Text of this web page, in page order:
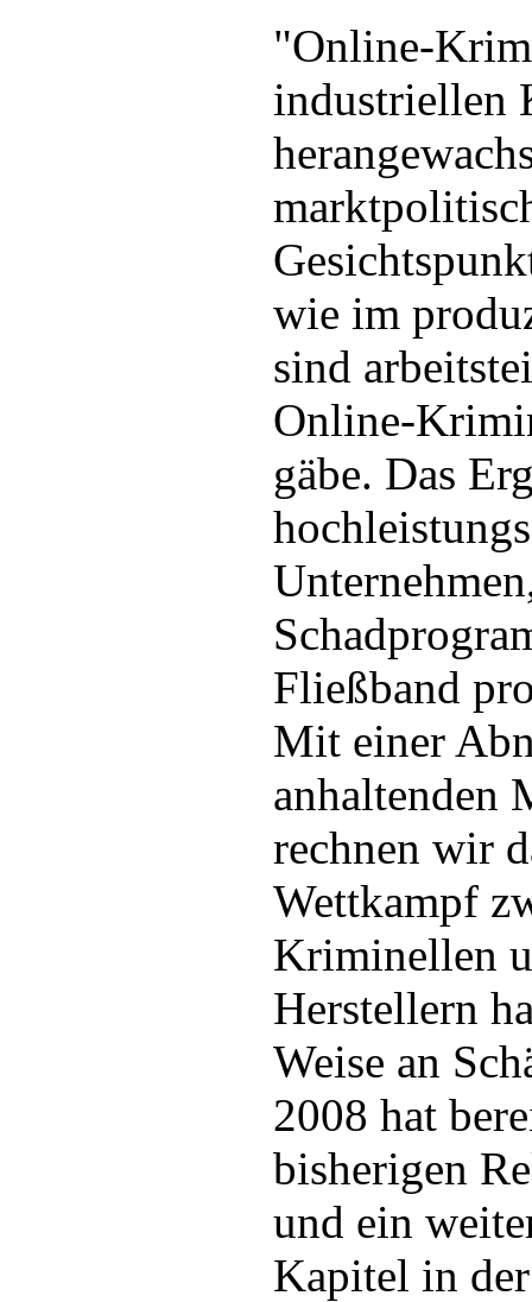
"Online-
industriellen
wie im
sind
Online-
gäbe. Das
Fließband
Mit einer
anhaltenden
rechnen wir
Wettkampf
Kriminellen
Herstellern
Weise an
2008 hat
bisherigen
und ein
Kapitel in